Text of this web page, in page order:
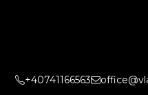
+40741166563